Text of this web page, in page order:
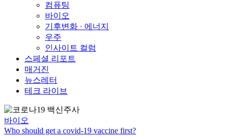
컴퓨팅
바이오
기후변화 · 에너지
우주
인사이트 컬럼
스페셜 리포트
매거진
뉴스레터
테크 라이브
바이오
Who should get a covid-19 vaccine first?